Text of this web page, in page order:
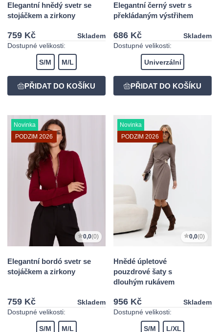
Elegantní hnědý svetr se
stojáčkem a zirkony
759 Kč
Skladem
Dostupné velikosti:
S/M M/L
Elegantní černý svetr s
překládaným výstřihem
686 Kč
Skladem
Dostupné velikosti:
Univerzální
Novinka
PODZIM 2026
0,0(0)
Elegantní bordó svetr se
stojáčkem a zirkony
759 Kč
Skladem
Dostupné velikosti:
S/M M/L
Novinka
PODZIM 2026
0,0(0)
Hnědé úpletové
pouzdrové šaty s
dlouhým rukávem
956 Kč
Skladem
Dostupné velikosti:
S/M L/XL